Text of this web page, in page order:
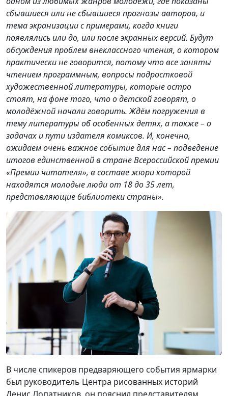
сбывшиеся или не сбывшиеся прогнозы авторов, и
тема экранизации с примерами, когда книги
появлялись или до, или после экранных версий. Будут
обсуждения проблем внеклассного чтения, о котором
практически не говорится, потому что все заняты
чтением программным, вопросы подростковой
художественной литературы, которые остро
стоят, на фоне того, что о детской говорят, о
молодёжной начали говорить. Ждём погружения в
тему литературы об особенных детях, а также – о
задачах и пути издателя комиксов. И, конечно,
ожидаем очень важное событие для нас – подведение
итогов единственной в стране Всероссийской премии
«Премии читателя», в составе жюри которой
находятся молодые люди от 18 до 35 лет,
представляющие библиотеки страны».
В числе спикеров предваряющего события ярмарки
был руководитель Центра рисованных историй